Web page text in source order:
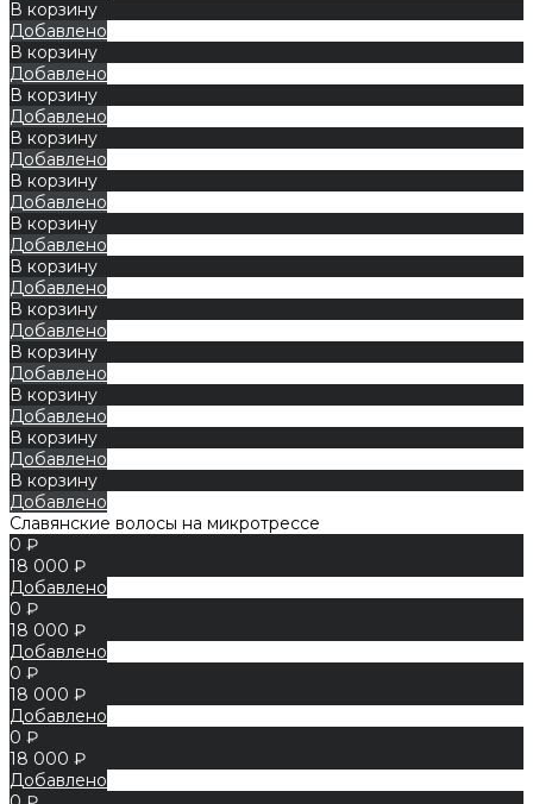
В корзину
Добавлено
В корзину
Добавлено
В корзину
Добавлено
В корзину
Добавлено
В корзину
Добавлено
В корзину
Добавлено
В корзину
Добавлено
В корзину
Добавлено
В корзину
Добавлено
В корзину
Добавлено
В корзину
Добавлено
В корзину
Добавлено
Славянские волосы на микротрессе
0 ₽
18 000 ₽
Добавлено
0 ₽
18 000 ₽
Добавлено
0 ₽
18 000 ₽
Добавлено
0 ₽
18 000 ₽
Добавлено